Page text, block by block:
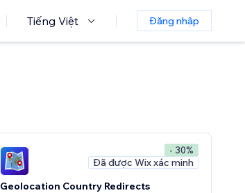
Tiếng Việt Đăng nhập
- 30%
Đã được Wix xác minh
Geolocation Country Redirects